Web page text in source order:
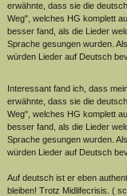
erwähnte, dass sie die
Weg", welches HG komplett
besser fand, als die Lieder
Sprache gesungen wurden.
würden Lieder auf Deutsch
Interessant fand ich, dass
erwähnte, dass sie die
Weg", welches HG komplett
besser fand, als die Lieder
Sprache gesungen wurden.
würden Lieder auf Deutsch
Auf deutsch ist er eben
bleiben! Trotz Midlifecrisis. (